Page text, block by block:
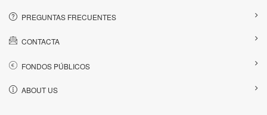
PREGUNTAS FRECUENTES
CONTACTA
FONDOS PÚBLICOS
ABOUT US